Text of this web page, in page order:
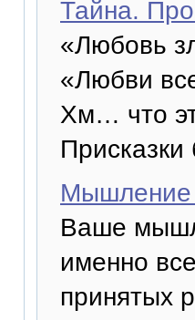
Тайна.
«Любовь
«Любви
Хм… что
Мышление
Ваше
именно
принятых